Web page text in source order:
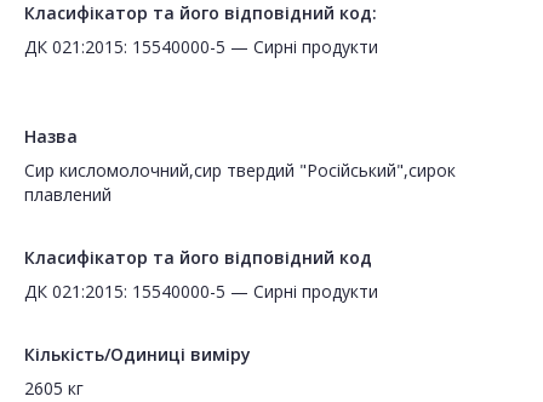
Класифікатор та його відповідний код:
ДК 021:2015: 15540000-5 — Сирні продукти
Назва
Сир кисломолочний,сир твердий "Російський",сирок
плавлений
Класифікатор та його відповідний код
ДК 021:2015: 15540000-5 — Сирні продукти
Кількість/Одиниці виміру
2605 кг